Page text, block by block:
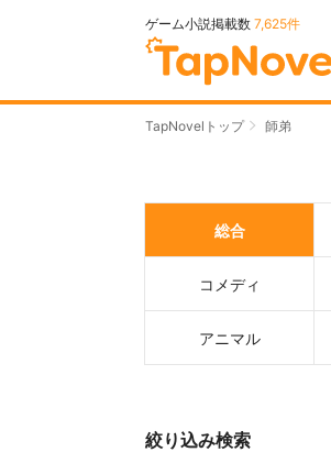
ゲーム小説掲載数 7,625件
TapNovelトップ 師弟
総合
コメディ
アニマル
絞り込み検索